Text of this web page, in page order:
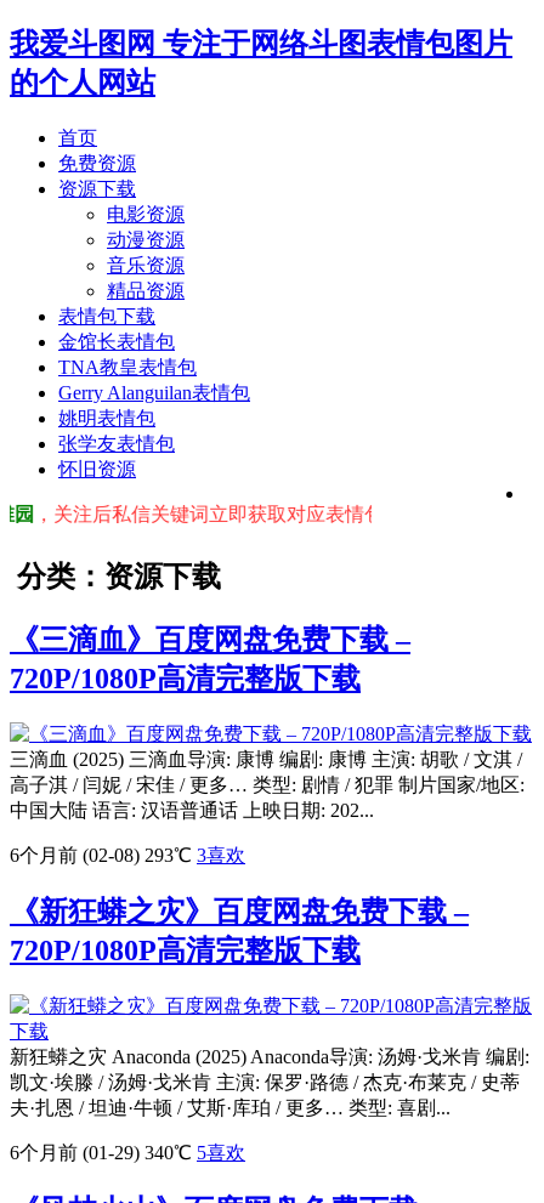
我爱斗图网 专注于网络斗图表情包图片
的个人网站
首页
免费资源
资源下载
电影资源
动漫资源
音乐资源
精品资源
表情包下载
金馆长表情包
TNA教皇表情包
Gerry Alanguilan表情包
姚明表情包
张学友表情包
怀旧资源
，关注后私信关键词立即获取对应表情包！ ※ 友情提示：右
分类：资源下载
《三滴血》百度网盘免费下载 –
720P/1080P高清完整版下载
三滴血 (2025) 三滴血导演: 康博 编剧: 康博 主演: 胡歌 / 文淇 /
高子淇 / 闫妮 / 宋佳 / 更多… 类型: 剧情 / 犯罪 制片国家/地区:
中国大陆 语言: 汉语普通话 上映日期: 202...
6个月前 (02-08) 293℃ 3喜欢
《新狂蟒之灾》百度网盘免费下载 –
720P/1080P高清完整版下载
新狂蟒之灾 Anaconda (2025) Anaconda导演: 汤姆·戈米肯 编剧:
凯文·埃滕 / 汤姆·戈米肯 主演: 保罗·路德 / 杰克·布莱克 / 史蒂
夫·扎恩 / 坦迪·牛顿 / 艾斯·库珀 / 更多… 类型: 喜剧...
6个月前 (01-29) 340℃ 5喜欢